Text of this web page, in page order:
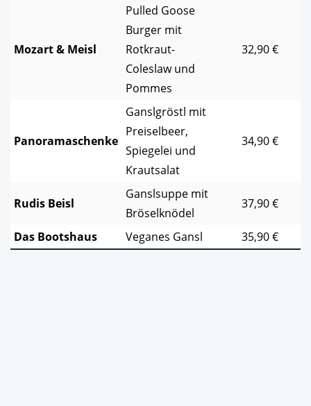
Mozart & Meisl
Pulled Goose
Burger mit
Rotkraut-
Coleslaw und
Pommes
32,90 €
Panoramaschenke
Ganslgröstl mit
Preiselbeer,
Spiegelei und
Krautsalat
34,90 €
Rudis Beisl
Ganslsuppe mit
Bröselknödel
37,90 €
Das Bootshaus Veganes Gansl 35,90 €